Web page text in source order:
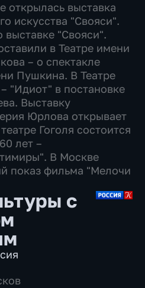
открылась выставка
искусства "Свояси".
выставке "Свояси".
в Театре имени
– о спектакле
Пушкина. В Театре
"Идиот" в постановке
Выставку
Юрлова открывает
Гоголя состоится
лет –
В Москве
показ фильма "Мелочи
с